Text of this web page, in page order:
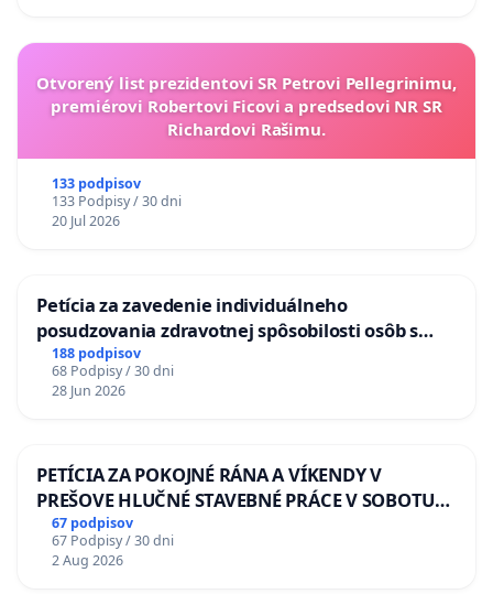
Otvorený list prezidentovi SR Petrovi Pellegrinimu,
premiérovi Robertovi Ficovi a predsedovi NR SR
Richardovi Rašimu.
133 podpisov
133 Podpisy / 30 dni
20 Jul 2026
Petícia za zavedenie individuálneho
posudzovania zdravotnej spôsobilosti osôb s
diabetom 1. a 2. typu pri prijímaní do
Policajného zboru SR
188 podpisov
68 Podpisy / 30 dni
28 Jun 2026
PETÍCIA ZA POKOJNÉ RÁNA A VÍKENDY V
PREŠOVE HLUČNÉ STAVEBNÉ PRÁCE V SOBOTU
LEN OD 9.00 DO 13.00 HOD., CEZ PRACOVNÝ
TÝŽDEŇ CIEĽ 8.00 – 18.00 HOD. A PRAVIDELNÁ
KONTROLA STAVBY C-AREA NA
67 podpisov
67 Podpisy / 30 dni
2 Aug 2026